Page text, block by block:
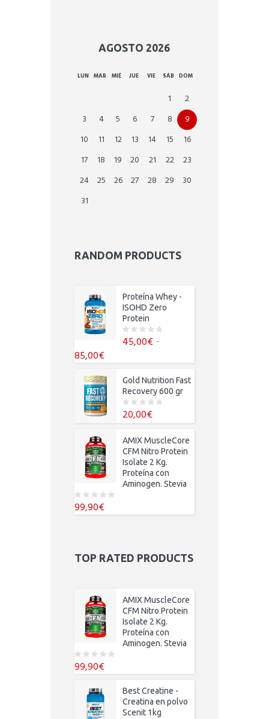
AGOSTO 2026
LUN MAR MIÉ JUE VIE SÁB DOM
1
2
3
4 5 6 7 8
9
10
11 12 13 14 15
16
17
18 19 20 21 22
23
24
25 26 27 28 29
30
31
RANDOM PRODUCTS
Proteína Whey -
ISOHD Zero
Protein
0
o
5
45,00€ -
85,00€Rango
de
precios:
desde
45,00€
hasta
85,00€
Gold Nutrition Fast
Recovery 600 gr
0
o
o
f
5
20,00€
AMIX MuscleCore
CFM Nitro Protein
Isolate 2 Kg.
Proteína con
Aminogen. Stevia
0
o
99,90€
TOP RATED PRODUCTS
AMIX MuscleCore
CFM Nitro Protein
Isolate 2 Kg.
Proteína con
Aminogen. Stevia
0
o
99,90€
Best Creatine -
Creatina en polvo
Scenit 1kg